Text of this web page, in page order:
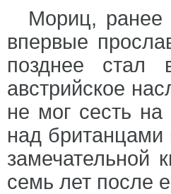
Мориц, ранее
впервые
позднее стал
австрийское
не мог сесть
над
замечательной
семь лет после